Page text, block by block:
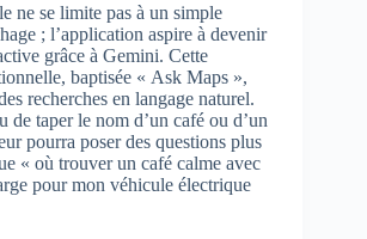
ne se limite pas à un simple
; l’application aspire à devenir
grâce à Gemini. Cette
baptisée « Ask Maps »,
recherches en langage naturel.
de taper le nom d’un café ou d’un
pourra poser des questions plus
« où trouver un café calme avec
pour mon véhicule électrique